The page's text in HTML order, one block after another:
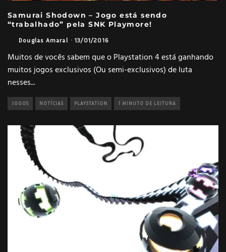
Samurai Shodown – Jogo está sendo
“trabalhado” pela SNK Playmore!
Douglas Amaral · 13/01/2016
Muitos de vocês sabem que o Playstation 4 está ganhando
muitos jogos exclusivos (Ou semi-exclusivos) de luta
nesses...
JOGOS NOTÍCIAS PLAYSTATION 1 MINUTO DE LEITURA